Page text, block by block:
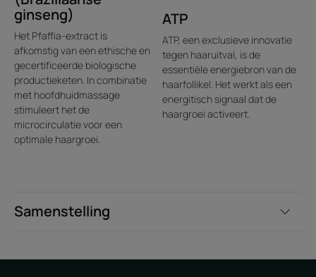
Textuur
Geur van de inhoud
Een fris, plantaardig parfum met een vleugje citrus.
Samenstelling
ginseng)
Het Pfaffia-extract is
afkomstig van een ethische en
gecertificeerde biologische
productieketen. In combinatie
met hoofdhuidmassage
stimuleert het de
microcirculatie voor een
optimale haargroei.
ATP
ATP, een exclusieve innovatie
tegen haaruitval, is de
essentiële energiebron van de
haarfollikel. Het werkt als een
energitisch signaal dat de
haargroei activeert.